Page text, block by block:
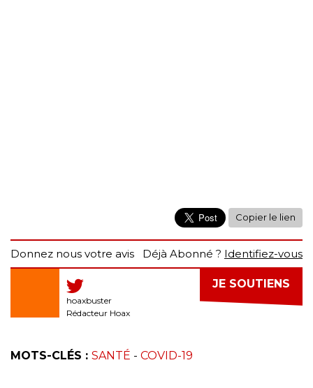
Copier le lien
Donnez nous votre avis Déjà Abonné ? Identifiez-vous
JE SOUTIENS
hoaxbuster
Rédacteur Hoax
MOTS-CLÉS : SANTÉ - COVID-19